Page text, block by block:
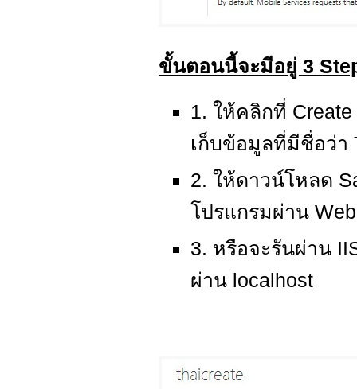
ขั้นตอนนี้จะมีอยู่ 3
1. ให้คลิกที่ Create
เก็บข้อมูลที่มีชื่อว่า
2. ให้ดาวน์โหลด
โปรแกรมผ่าน
3. หรือจะรันผ่าน
ผ่าน localhost